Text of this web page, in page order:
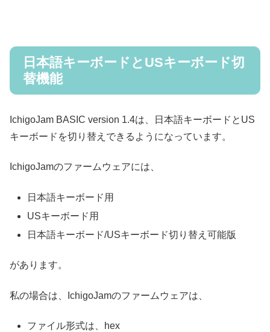
日本語キーボードとUSキーボード切
替機能
IchigoJam BASIC version 1.4は、日本語キーボードとUS
キーボードを切り替えできるようになっています。
IchigoJamのファームウェアには、
日本語キーボード用
USキーボード用
日本語キーボード/USキーボード切り替え可能版
があります。
私の場合は、IchigoJamのファームウェアは、
ファイル形式は、hex